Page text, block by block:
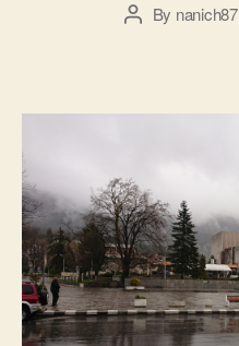
PostBy nanich87